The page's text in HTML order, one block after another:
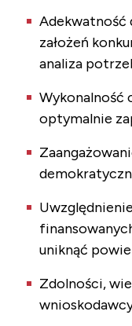
Adekwatność
założeń
analiza
Wykonalność
optymalnie
uniknąć
Zdolności,